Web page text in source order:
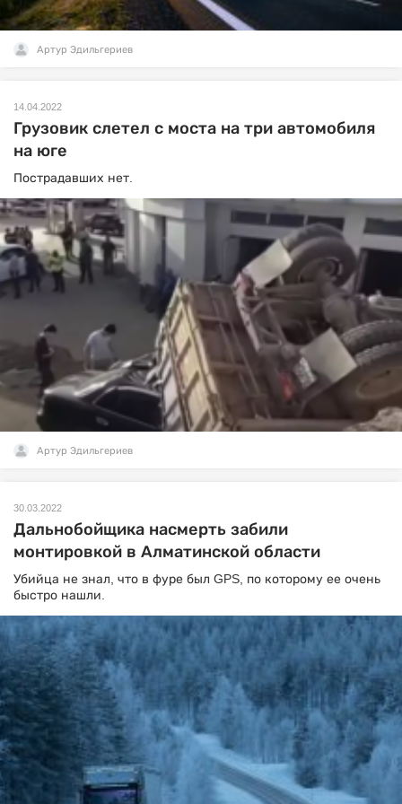
Артур Эдильгериев
14.04.2022
Грузовик слетел с моста на три автомобиля
на юге
Пострадавших нет.
Артур Эдильгериев
30.03.2022
Дальнобойщика насмерть забили
монтировкой в Алматинской области
Убийца не знал, что в фуре был GPS, по которому ее очень
быстро нашли.